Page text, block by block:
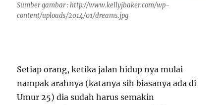
Sumber gambar : http://www.kellyjbaker.com/wp-
content/uploads/2014/01/dreams.jpg
Setiap orang, ketika jalan hidup nya mulai
nampak arahnya (katanya sih biasanya ada di
Umur 25) dia sudah harus semakin